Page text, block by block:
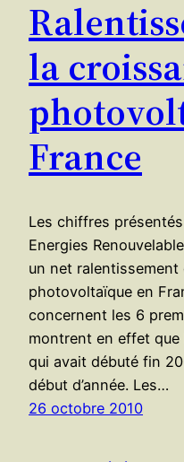
la
France
Les chiffres
Energies
un net
photovoltaïque en
concernent les 6
montrent en effet
qui avait débuté fin
début d’année. Les…
26 octobre 2010